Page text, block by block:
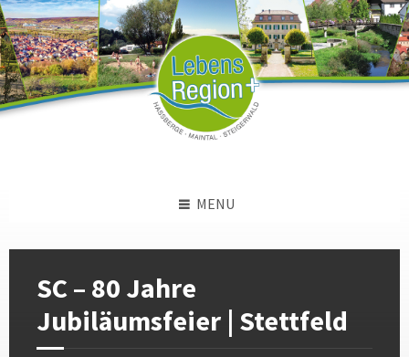
Skip
to
content
Skip
to
left
sidebar
Skip
to
footer
MENU
SC – 80 Jahre
Jubiläumsfeier | Stettfeld